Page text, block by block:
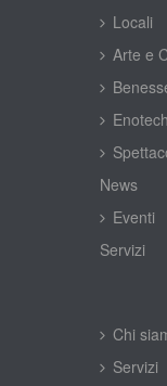
Locali
Arte e
New
Eventi
Servizi
Chi
Servizi